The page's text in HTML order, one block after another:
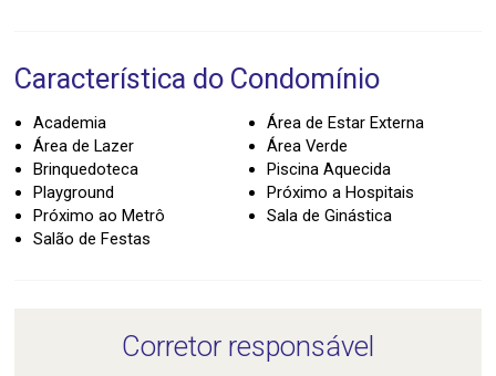
Característica do Condomínio
Academia
Área de Estar Externa
Área de Lazer
Área Verde
Brinquedoteca
Piscina Aquecida
Playground
Próximo a Hospitais
Próximo ao Metrô
Sala de Ginástica
Salão de Festas
Corretor responsável